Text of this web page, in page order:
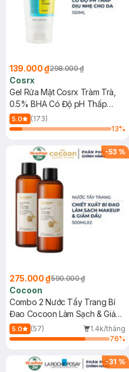
139.000 ₫298.000 ₫
Cosrx
Gel Rửa Mặt Cosrx Tràm Trà,
0.5% BHA Có Độ pH Thấp
150ml
5.0
(173)
13%
-53 %
275.000 ₫590.000 ₫
Cocoon
Combo 2 Nước Tẩy Trang Bí
Đao Cocoon Làm Sạch & Giảm
Dầu 500ml
5.0 (57)
1.4k/tháng
76%
-31 %